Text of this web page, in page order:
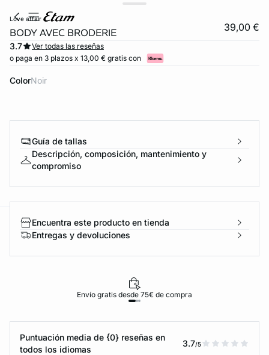
INVISIBLE
love affair
BODY AVEC BRODERIE 39,00 €
3.7
Ver todas las reseñas
o paga en 3 plazos x 13,00 € gratis con
Color noir
Guía de tallas
Descripción, composición, mantenimiento y
compromiso
Encuentra este producto en tienda
Entregas y devoluciones
Envío gratis desde 75€ de compra
Puntuación media de {0} reseñas en
todos los idiomas
3.7/5